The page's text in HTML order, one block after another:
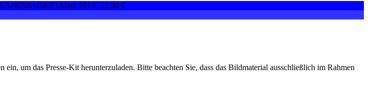
3-86206-458-8 | März 2015 | 22,00 €
um das Presse-Kit herunterzuladen. Bitte beachten Sie, dass das Bildmaterial ausschließlich im Rahmen